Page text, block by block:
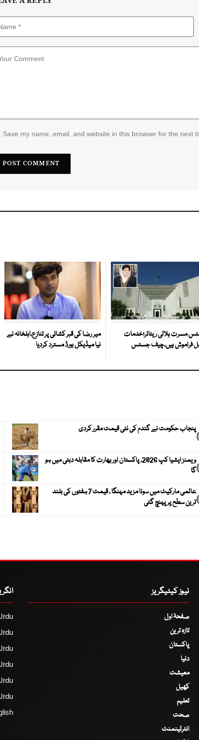
Save my name, email, and website in this browser for the next
مسرت ہلالی ریٹائر؛خدمات
فراموش ہیں،چیف جسٹس
میر رضا کی قبر کشائی پر تنازع،اہلخانہ نے
نیا میڈیکل بورڈ مسترد کردیا
پنجاب حکومت نے گندم کی نئی قیمت مقرر کردی
ویمنز ایشیا کپ 2026، پاکستان اور بھارت کا مقابلہ دبئی میں ہو
گا
عالمی مارکیٹ میں سونا مزید مہنگا ، قیمت 7 ہفتوں کی بلند
ترین سطح پر پہنچ گئی
نیوز کیٹیگریز
صفحۂ اول
تازہ ترین
پاکستان
دنیا
معیشت
کھیل
تعلیم
صحت
انٹرٹینمنٹ